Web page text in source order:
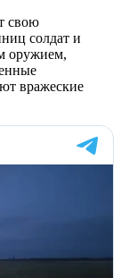
свою
солдат и
оружием,
вражеские